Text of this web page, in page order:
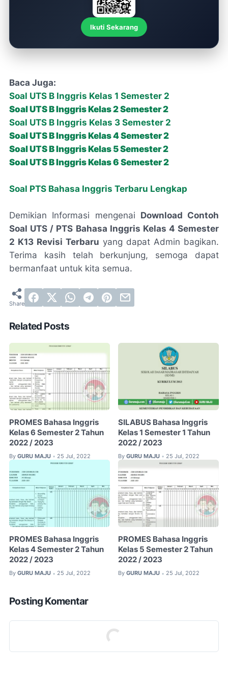
Ikuti Sekarang
Baca Juga:
Soal UTS B Inggris Kelas 1 Semester 2
Soal UTS B Inggris Kelas 2 Semester 2
Soal UTS B Inggris Kelas 3 Semester 2
Soal UTS B Inggris Kelas 4 Semester 2
Soal UTS B Inggris Kelas 5 Semester 2
Soal UTS B Inggris Kelas 6 Semester 2
Soal PTS Bahasa Inggris Terbaru Lengkap
Demikian Informasi mengenai Download Contoh
Soal UTS / PTS Bahasa Inggris Kelas 4 Semester
2 K13 Revisi Terbaru yang dapat Admin bagikan.
Terima kasih telah berkunjung, semoga dapat
bermanfaat untuk kita semua.
Related Posts
PROMES Bahasa Inggris
Kelas 6 Semester 2 Tahun
2022 / 2023
By GURU MAJU • 25 Jul, 2022
SILABUS Bahasa Inggris
Kelas 1 Semester 1 Tahun
2022 / 2023
By GURU MAJU • 25 Jul, 2022
PROMES Bahasa Inggris
Kelas 4 Semester 2 Tahun
2022 / 2023
By GURU MAJU • 25 Jul, 2022
PROMES Bahasa Inggris
Kelas 5 Semester 2 Tahun
2022 / 2023
By GURU MAJU • 25 Jul, 2022
Posting Komentar